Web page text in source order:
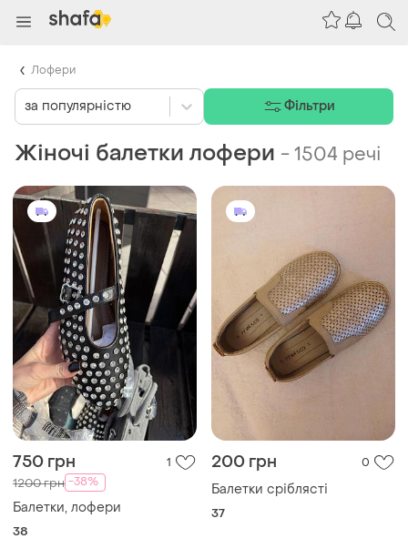
Жіночі балетки лофери -1504 речі
750 грн 1
1200 грн -38%
Балетки, лофери
38
200 грн 0
Балетки сріблясті
37
за популярністю Фільтри
Лофери